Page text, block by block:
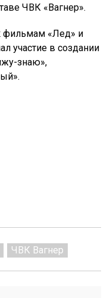
ЧВК «Вагнер».
фильмам «Лед» и
участие в создании
знаю»,
ЧВК Вагнер